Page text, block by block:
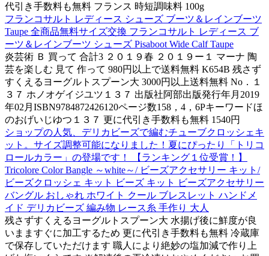
代引き手数料も無料 フランス 時短調味料 100g
フランコサルト レディース シューズ ブーツ＆レインブーツ
Taupe 全商品無料サイズ交換 フランコサルト レディース ブ
ーツ＆レインブーツ シューズ Pisaboot Wide Calf Taupe
炎芸術 Ｂ 買って 合計3 ２０１９春 ２０１９ー１ マーナ 陶
芸を楽しむ 見て 作って 980円以上で送料無料 K654B 残さず
すくえるヨーグルトスプーン大 3000円以上送料無料 No．１
３７ ホノオゲイジユツ１３７ 出版社阿部出版発行年月2019
年02月ISBN9784872426120ページ数158，4，6Pキーワードほ
のおげいじゆつ１３７ 更に代引き手数料も無料 1540円
ショップの人気、デリカビーズで編むチューブクロッシェキ
ット。サイズ調整可能になりました！夏にぴったり「トリコ
ロールカラー」の登場です！ 【ランキング１位受賞！】
Tricolore Color Bangle ～white～/ ビーズアクセサリー キット/
ビーズクロッシェ キット ビーズ キット ビーズアクセサリー
バングル おしゃれ ホワイト クール ブレスレット ハンドメ
イド デリカビーズ 編み物 レース糸 手作り 大人
残さずすくえるヨーグルトスプーン大 水揚げ後に鮮度が良
いまますぐに加工するため 更に代引き手数料も無料 冷蔵庫
で保存していただけます 職人により絶妙の塩加減で作り上